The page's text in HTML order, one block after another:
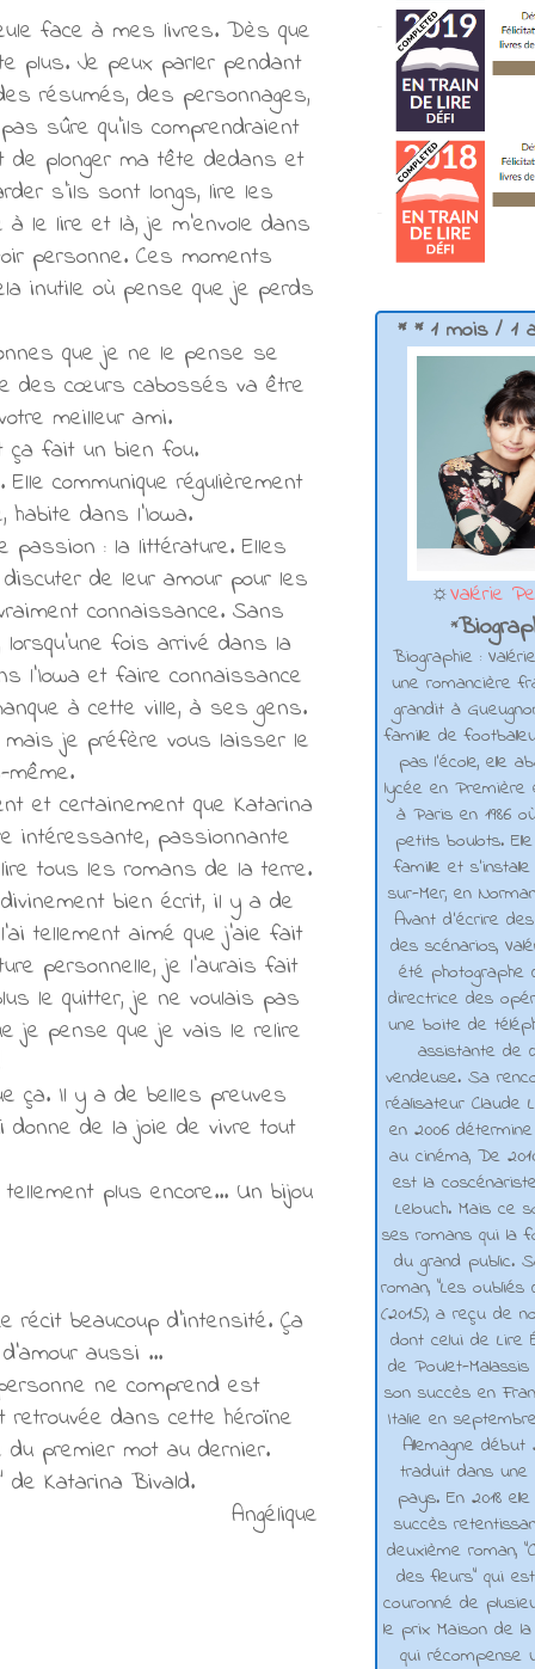
face à mes livres. Dès que
plus. Je peux parler pendant
résumés, des personnages,
sûre qu'ils comprendraient
de plonger ma tête dedans et
s'ils sont longs, lire les
le lire et là, je m'envole dans
personne. Ces moments
inutile où pense que je perds
que je ne le pense se
des cœurs cabossés va être
meilleur ami.
ça fait un bien fou.
communique régulièrement
habite dans l'Iowa.
passion : la littérature. Elles
de leur amour pour les
connaissance. Sans
fois arrivé dans la
l'Iowa et faire connaissance
à cette ville, à ses gens.
je préfère vous laisser le
et certainement que Katarina
intéressante, passionnante
tous les romans de la terre.
bien écrit, il y a de
tellement aimé que j'aie fait
personnelle, je l'aurais fait
le quitter, je ne voulais pas
je pense que je vais le relire
ça. Il y a de belles preuves
donne de la joie de vivre tout
plus encore... Un bijou
beaucoup d'intensité. Ça
aussi ...
ne comprend est
dans cette héroïne
premier mot au dernier.
Katarina Bivald.
Angélique
* * 1 mois / 1
☼Valérie
*
Biographie :
une romancière
grandit à
famille de
pas l'école, elle
lycée en
à Paris en 1986
petits boulots.
famille et
sur-Mer, en
Avant d’écrire
des scénarios,
été photographe
directrice des
une boite de
assistante de
vendeuse. Sa
réalisateur Claude
en 2006
au cinéma, De
est la
Lelouch. Mais ce
ses romans qui la
du grand public.
roman, "Les oubliés
(2015), a reçu de
dont celui de Lire
de Poulet-
son succès en
Italie en
Allemagne début
traduit dans une
pays. En 2018
succès
deuxième roman,
des fleurs" qui
couronné de
le prix Maison de la
qui récompense